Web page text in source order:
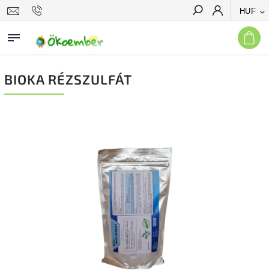
HUF
Keresés
BIOKA RÉZSZULFÁT